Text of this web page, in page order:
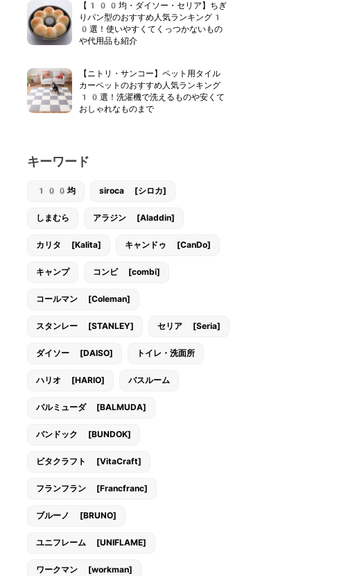
【100均・ダイソー・セリア】ちぎ
りパン型のおすすめ人気ランキング1
0選！使いやすくてくっつかないもの
や代用品も紹介
【ニトリ・サンコー】ペット用タイル
カーペットのおすすめ人気ランキング
10選！洗濯機で洗えるものや安くて
おしゃれなものまで
キーワード
100均 siroca [シロカ]
しまむら アラジン [Aladdin]
カリタ [Kalita] キャンドゥ [CanDo]
キャンプ コンビ [combi]
コールマン [Coleman]
スタンレー [STANLEY] セリア [Seria]
ダイソー [DAISO] トイレ・洗面所
ハリオ [HARIO] バスルーム
バルミューダ [BALMUDA]
バンドック [BUNDOK]
ビタクラフト [VitaCraft]
フランフラン [Francfranc]
ブルーノ [BRUNO]
ユニフレーム [UNIFLAME]
ワークマン [workman]